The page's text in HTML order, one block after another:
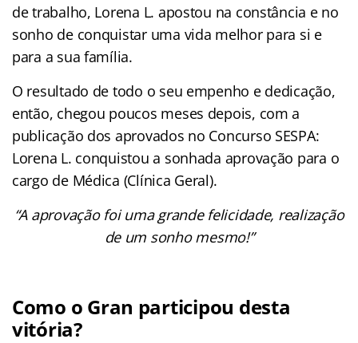
de trabalho, Lorena L. apostou na constância e no
sonho de conquistar uma vida melhor para si e
para a sua família.
O resultado de todo o seu empenho e dedicação,
então, chegou poucos meses depois, com a
publicação dos aprovados no Concurso SESPA:
Lorena L. conquistou a sonhada aprovação para o
cargo de Médica (Clínica Geral).
“A aprovação foi uma grande felicidade, realização
de um sonho mesmo!”
Como o Gran participou desta
vitória?